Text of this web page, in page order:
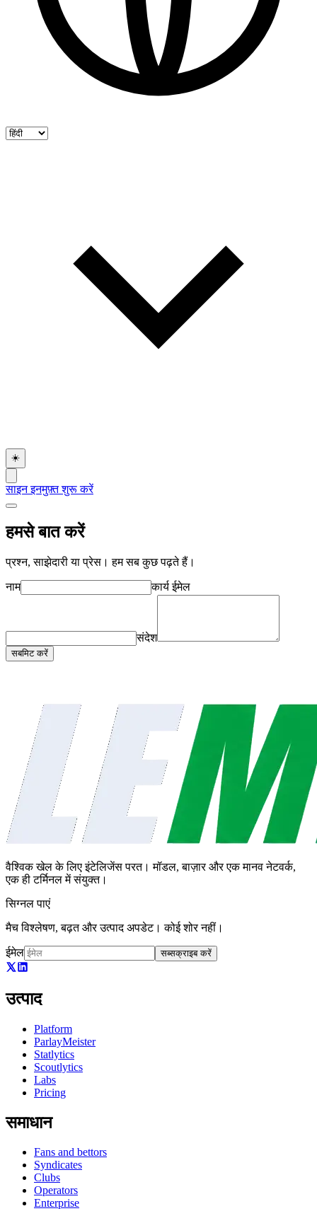
☀️
साइन इनमुफ़्त शुरू करें
हमसे बात करें
प्रश्न, साझेदारी या प्रेस। हम सब कुछ पढ़ते हैं।
नाम कार्य ईमेल
संदेश
सबमिट करें
वैश्विक खेल के लिए इंटेलिजेंस परत। मॉडल, बाज़ार और एक मानव नेटवर्क,
एक ही टर्मिनल में संयुक्त।
सिग्नल पाएं
मैच विश्लेषण, बढ़त और उत्पाद अपडेट। कोई शोर नहीं।
ईमेल सब्सक्राइब करें
उत्पाद
Platform
ParlayMeister
Statlytics
Scoutlytics
Labs
Pricing
समाधान
Fans and bettors
Syndicates
Clubs
Operators
Enterprise